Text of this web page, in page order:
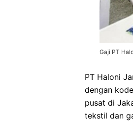
Gaji PT
PT Haloni
dengan
pusat di
tekstil dan